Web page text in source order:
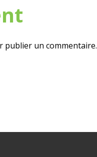
publier un commentaire.